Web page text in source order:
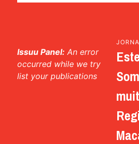
Issuu Panel: An error
occurred while we try
list your publications